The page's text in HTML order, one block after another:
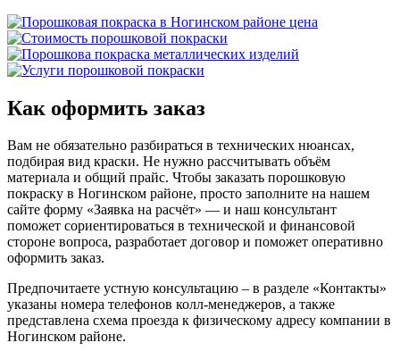
Как оформить заказ
Вам не обязательно разбираться в технических нюансах,
подбирая вид краски. Не нужно рассчитывать объём
материала и общий прайс. Чтобы заказать порошковую
покраску в Ногинском районе, просто заполните на нашем
сайте форму «Заявка на расчёт» — и наш консультант
поможет сориентироваться в технической и финансовой
стороне вопроса, разработает договор и поможет оперативно
оформить заказ.
Предпочитаете устную консультацию – в разделе «Контакты»
указаны номера телефонов колл-менеджеров, а также
представлена схема проезда к физическому адресу компании в
Ногинском районе.